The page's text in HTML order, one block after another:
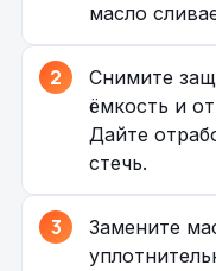
масло
Снимите
ёмкость и
Дайте
стечь.
Замените